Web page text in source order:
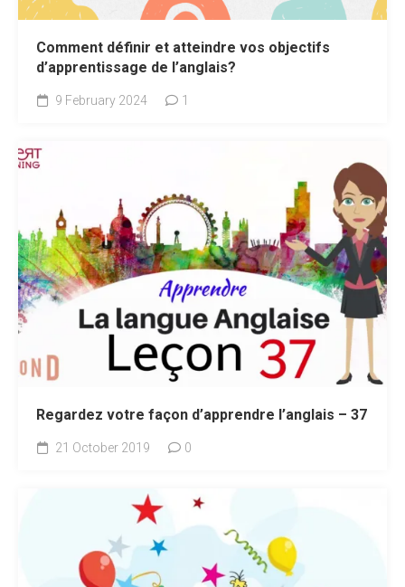
Comment définir et atteindre vos objectifs
d’apprentissage de l’anglais?
9 February 2024 1
Regardez votre façon d’apprendre l’anglais – 37
21 October 2019 0